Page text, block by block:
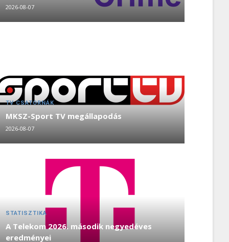
2026-08-07
TV CSATORNÁK
MKSZ-Sport TV megállapodás
2026-08-07
STATISZTIKA
A Telekom 2026. második negyedéves
eredményei